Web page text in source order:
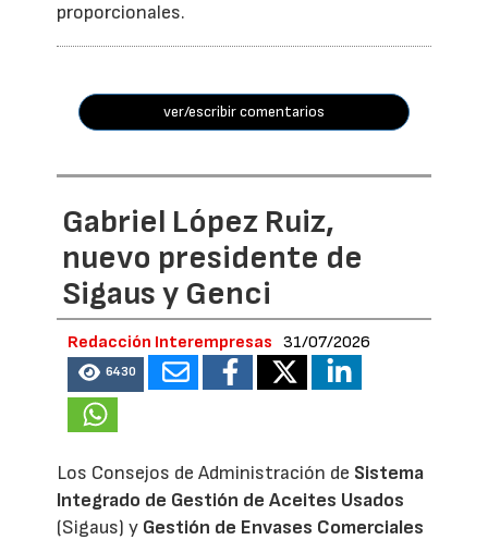
proporcionales.
ver/escribir comentarios
Gabriel López Ruiz,
nuevo presidente de
Sigaus y Genci
Redacción Interempresas 31/07/2026
6430
Los Consejos de Administración de Sistema
Integrado de Gestión de Aceites Usados
(Sigaus) y Gestión de Envases Comerciales